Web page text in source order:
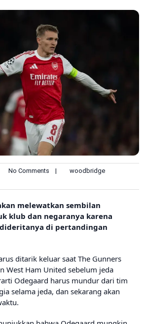
No Comments |
woodbridge
melewatkan sembilan
klub dan negaranya karena
di pertandingan
ditarik keluar saat The Gunners
West Ham United sebelum jeda
Odegaard harus mundur dari tim
selama jeda, dan sekarang akan